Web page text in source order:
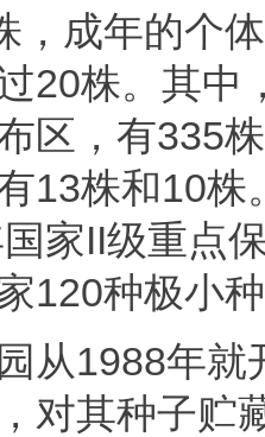
，成年的个
20株。其中
区，有335
13株和10株
家II级重点
120种极小
1988年就
对其种子贮